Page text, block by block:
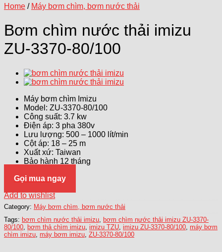
Home / Máy bơm chìm, bơm nước thải
Bơm chìm nước thải imizu
ZU-3370-80/100
Máy bơm chìm Imizu
Model: ZU-3370-80/100
Công suất: 3.7 kw
Điện áp: 3 pha 380v
Lưu lượng: 500 – 1000 lít/min
Cột áp: 18 – 25 m
Xuất xứ: Taiwan
Bảo hành 12 tháng
Gọi mua ngay
Add to wishlist
Category: Máy bơm chìm, bơm nước thải
Tags: bơm chìm nước thải imizu
bơm chìm nước thải imizu ZU-3370-
80/100
bơm thả chìm imizu imizu TZU imizu ZU-3370-80/100 máy bơm
chìm imizu máy bơm imizu ZU-3370-80/100